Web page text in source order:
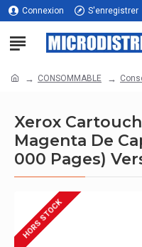
Connexion S'enregistrer
CONSOMMABLE
Xerox
Magenta De
000 Pages)
HORS STOCK